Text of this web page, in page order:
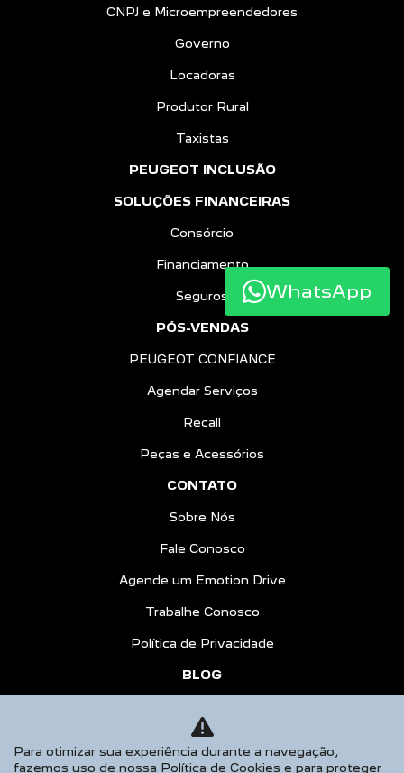
CNPJ e Microempreendedores
Governo
Locadoras
Produtor Rural
Taxistas
PEUGEOT INCLUSÃO
SOLUÇÕES FINANCEIRAS
Consórcio
Financiamento
Seguros
PÓS-VENDAS
PEUGEOT CONFIANCE
Agendar Serviços
Recall
Peças e Acessórios
CONTATO
Sobre Nós
Fale Conosco
Agende um Emotion Drive
Trabalhe Conosco
Política de Privacidade
BLOG
AGENDE UM TEST DRIVE
WhatsApp
Para otimizar sua experiência durante a navegação,
fazemos uso de nossa Política de Cookies e para proteger